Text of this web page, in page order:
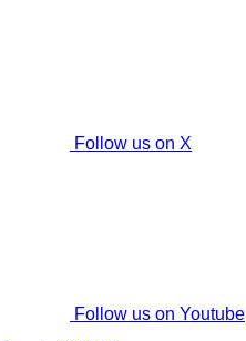
Follow us on X
Follow us on Youtube